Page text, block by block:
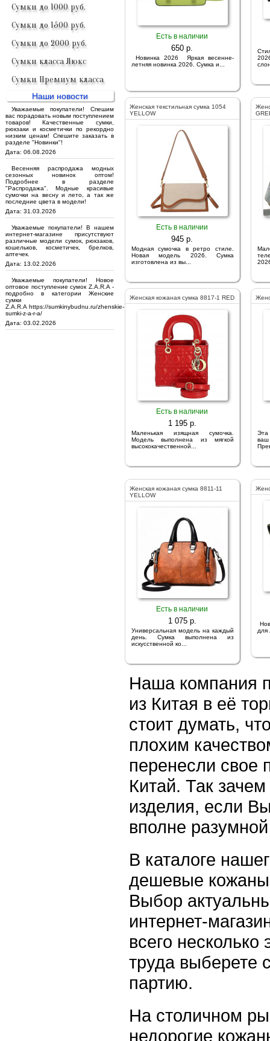
Сумки до 1000 руб.
Сумки до 1500 руб.
Сумки до 2000 руб.
Сумки класса Люкс
Сумки Премиум класса
Наши новости
Уважаемые покупатели! Спешим
вас порадовать новым поступлением
товаров! Качественные сумки,
рюкзаки и косметички по рекордно
низким ценам! Спешите заказать в
разделе "Новинки"!
Дата: 06.08.2026
Весенняя распродажа модных
сезонных новинок оптом!
Подробнее в разделе
"Распродажа". Модные красивые
сумочки на весну и лето, а так же
последние цвета в модели!
Дата: 31.03.2026
Уважаемые покупатели! В нашем
интернет-магазине присутствуют
различные модели сумок, рюкзаков,
кошельков, косметичек, брелков,
аптечек.
Дата: 13.02.2026
Уважаемые покупатели! Новое
оптовое поступление сумок Z.A.R.A -
подробно в категории Женские
сумки
Z.A.R.A https://sumkinybudnu.ru/zhenskie-
sumki-z-a-r-a/
Дата: 03.02.2026
Есть в наличии
650 p.
Новинка 2026 Яркая весенне-
летняя новинка 2026. Сумка и...
Женская текстильная сумка 1054
YELLOW
Есть в наличии
945 p.
Модная сумочка в ретро стиле.
Новая модель 2026. Сумка
изготовлена из вы...
Женская кожаная сумка 8817-1 RED
Есть в наличии
1 195 p.
Маленькая изящная сумочка.
Модель выполнена из мягкой
высококачественной...
Эта
Женская кожаная сумка 8811-11
YELLOW
Есть в наличии
1 075 p.
Универсальная модель на каждый
день. Сумка выполнена из
искусственной ко...
для
Наша компания
из Китая в её
стоит думать,
плохим
перенесли свое
Китай. Так
изделия, если
вполне
В каталоге
дешевые
Выбор
интернет-
всего
труда выберете
партию.
На столичном
недорогие